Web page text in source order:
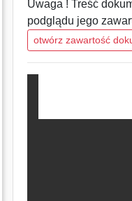
Uwaga ! Treść
podglądu jego
otwórz zawartość